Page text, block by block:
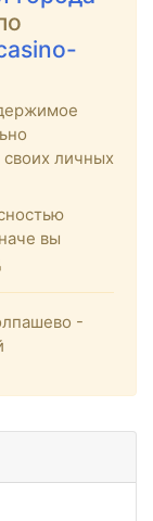
своих личных
вы
-